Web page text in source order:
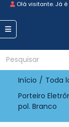
Olá visitante. Já
Início / Toda
Porteiro
pol. Branco